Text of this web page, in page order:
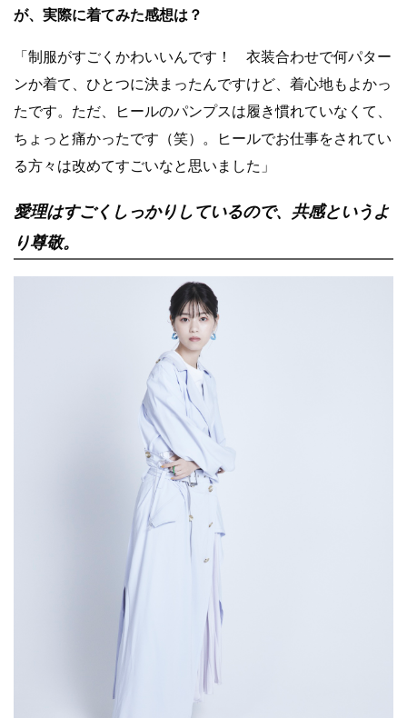
が、実際に着てみた感想は？
「制服がすごくかわいいんです！ 衣装合わせで何パター
ンか着て、ひとつに決まったんですけど、着心地もよかっ
たです。ただ、ヒールのパンプスは履き慣れていなくて、
ちょっと痛かったです（笑）。ヒールでお仕事をされてい
る方々は改めてすごいなと思いました」
愛理はすごくしっかりしているので、共感というよ
り尊敬。